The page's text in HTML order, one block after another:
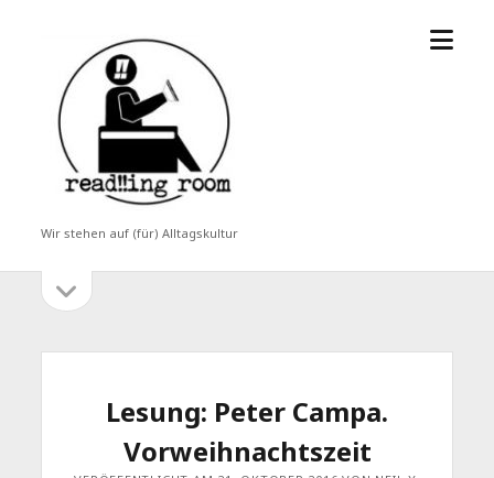
read!!ing
room
Wir stehen auf (für) Alltagskultur
Menü
Seitenleiste
öffnen
Lesung: Peter Campa.
Vorweihnachtszeit